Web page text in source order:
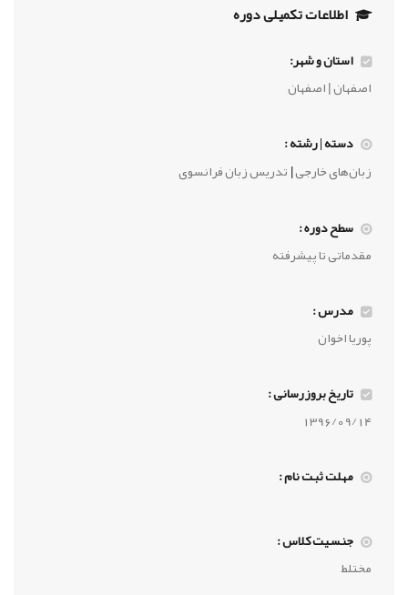
اطلاعات تکمیلی دوره
استان و شهر:
اصفهان | اصفهان
دسته | رشته :
زبان‌های خارجی|تدریس زبان فرانسوی
سطح دوره :
مقدماتی تا پیشرفته
مدرس :
پوریا اخوان
تاریخ بروزرسانی :
1396/09/14
مهلت ثبت نام :
جنسیت کلاس :
مختلط